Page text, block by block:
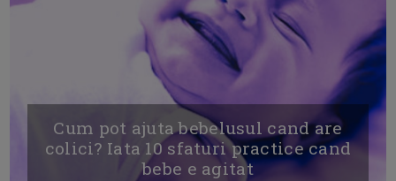
Cum pot ajuta bebelusul cand are
colici? Iata 10 sfaturi practice cand
bebe e agitat